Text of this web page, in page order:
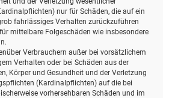
nur für Schäden, die auf ein
fahrlässiges Verhalten zurückzuführen
mittelbare Folgeschäden wie insbesondere
Verbrauchern außer bei vorsätzlichem
Verhalten oder bei Schäden aus der
Körper und Gesundheit und der Verletzung
(Kardinalpflichten) auf die bei
vorhersehbaren Schäden und im